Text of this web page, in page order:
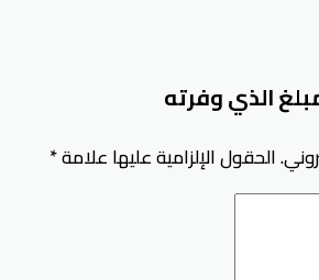
الذي وفرته
الحقول الإلزامية عليها علامة*